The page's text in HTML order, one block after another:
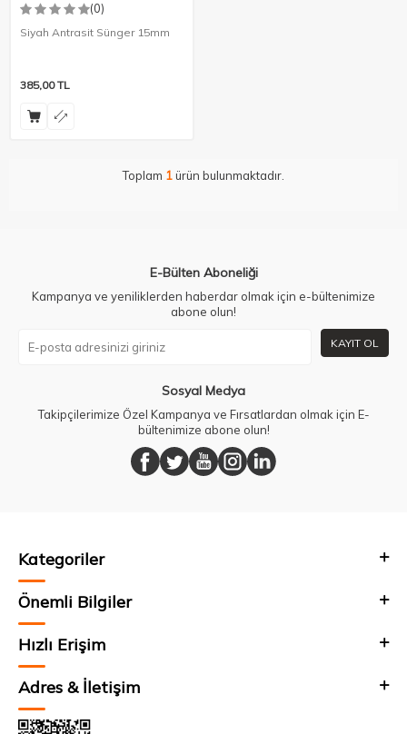
(0)
Siyah Antrasit Sünger 15mm
385,00TL
Toplam 1ürün bulunmaktadır.
E-Bülten Aboneliği
Kampanya ve yeniliklerden haberdar olmak için e-bültenimize
abone olun!
KAYIT OL
Sosyal Medya
Takipçilerimize Özel Kampanya ve Fırsatlardan olmak için E-
bültenimize abone olun!
Kategoriler
Önemli Bilgiler
Hızlı Erişim
Adres & İletişim